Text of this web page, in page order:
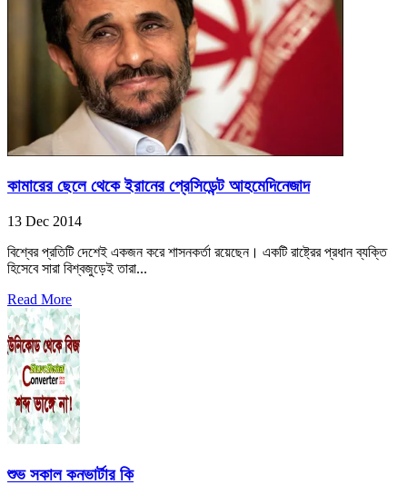
কামারের ছেলে থেকে ইরানের প্রেসিডেন্ট আহমেদিনেজাদ
13 Dec 2014
বিশ্বের প্রতিটি দেশেই একজন করে শাসনকর্তা রয়েছেন। একটি রাষ্ট্রের প্রধান ব্যক্তি
হিসেবে সারা বিশ্বজুড়েই তারা...
Read More
শুভ সকাল কনভার্টার কি